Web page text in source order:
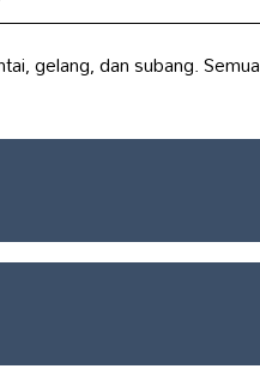
gelang, dan subang. Semua